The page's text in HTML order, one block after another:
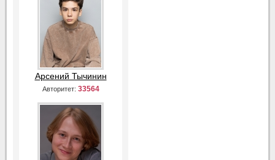
Арсений Тычинин
Авторитет: 33564